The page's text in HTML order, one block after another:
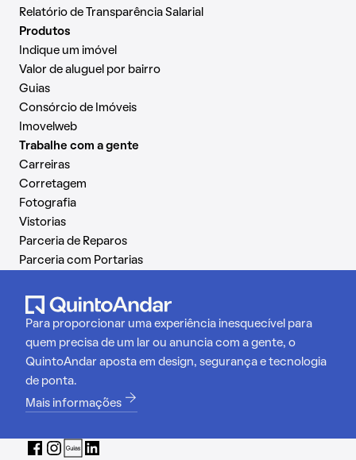
Relatório de Transparência Salarial
Produtos
Indique um imóvel
Valor de aluguel por bairro
Guias
Consórcio de Imóveis
Imovelweb
Trabalhe com a gente
Carreiras
Corretagem
Fotografia
Vistorias
Parceria de Reparos
Parceria com Portarias
Para proporcionar uma experiência inesquecível para
quem precisa de um lar ou anuncia com a gente, o
QuintoAndar aposta em design, segurança e tecnologia
de ponta.
Mais informações